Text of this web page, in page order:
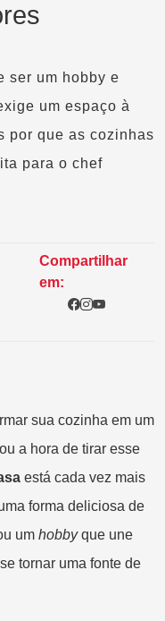
ser um hobby e
um espaço à
por que as cozinhas
para o chef
Compartilhar
em:
sua cozinha em um
a hora de tirar esse
está cada vez mais
forma deliciosa de
um hobbyque une
tornar uma fonte de